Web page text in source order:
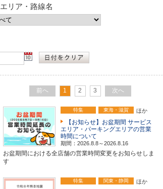
エリア・路線名
前へ 1 2 3 次へ
特集 東海・滋賀 ほか
【お知らせ】お盆期間 サービス
エリア・パーキングエリアの営業
時間について
期間：2026.8.8～2026.8.16
お盆期間における全店舗の営業時間変更をお知らせしま
す
特集 関東・静岡 ほか